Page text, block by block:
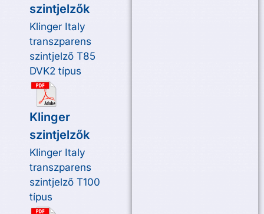
szintjelzők
Klinger Italy
transzparens
szintjelző T85
DVK2 típus
Klinger
szintjelzők
Klinger Italy
transzparens
szintjelző T100
típus